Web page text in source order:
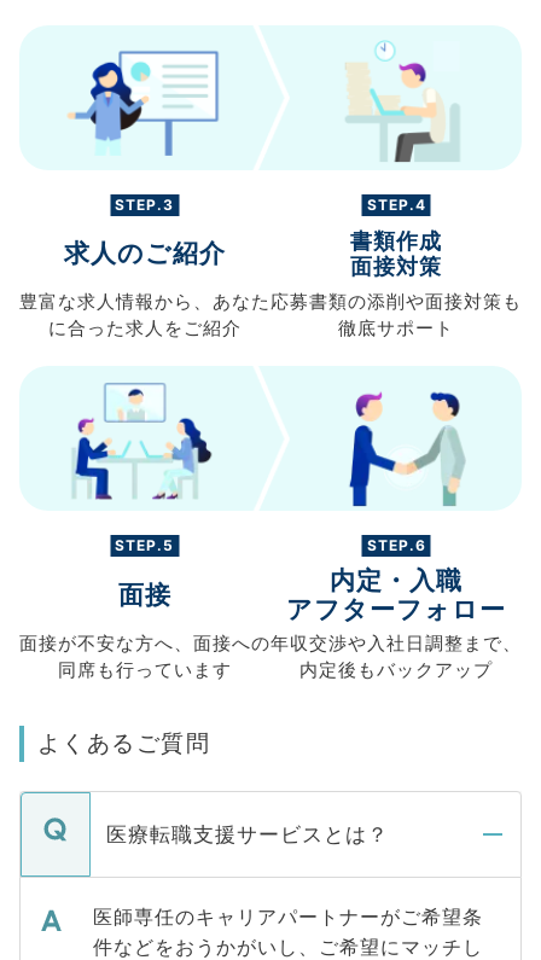
STEP.3
求人のご紹介
豊富な求人情報から、 あなた
に合った求人を ご紹介
STEP.4
書類作成
面接対策
応募書類の添削や面接対策も
徹底サポート
STEP.5
面接
面接が不安な方へ、 面接への
同席も行っています
STEP.6
内定・入職
アフターフォロー
年収交渉や入社日調整まで、
内定後もバックアップ
よくあるご質問
医療転職支援サービスとは？
医師専任のキャリアパートナーがご希望条
件などをおうかがいし、ご希望にマッチし